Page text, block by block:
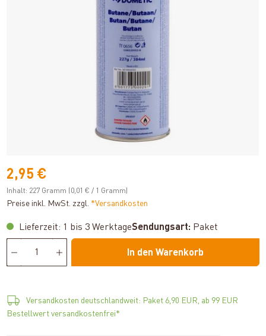
2,95 €
Inhalt: 227 Gramm (0,01 € / 1 Gramm)
Preise inkl. MwSt. zzgl. *Versandkosten
Lieferzeit: 1 bis 3 WerktageSendungsart: Paket
In den Warenkorb
Versandkosten deutschlandweit: Paket 6,90 EUR, ab 99 EUR
Bestellwert versandkostenfrei*